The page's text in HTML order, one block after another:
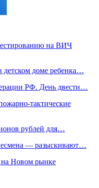
на ВИЧ
детском доме ребенка…
РФ. День двести…
тактические
рублей для…
— разыскивают…
на Новом рынке